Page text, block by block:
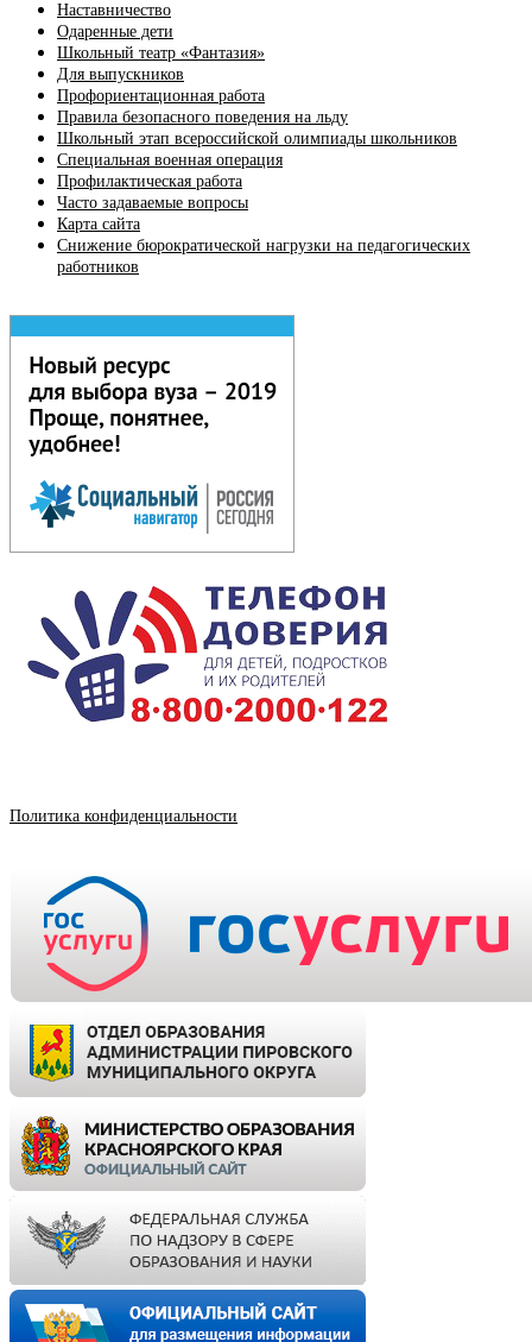
Наставничество
Одаренные дети
Школьный театр «Фантазия»
Для выпускников
Профориентационная работа
Правила безопасного поведения на льду
Школьный этап всероссийской олимпиады школьников
Специальная военная операция
Профилактическая работа
Часто задаваемые вопросы
Карта сайта
Снижение бюрократической нагрузки на педагогических
работников
Политика конфиденциальности